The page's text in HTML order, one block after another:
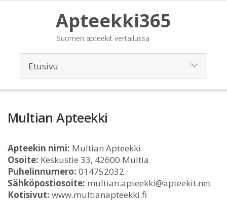
Apteekki365
Suomen apteekit vertailussa
Multian Apteekki
Apteekin nimi: Multian Apteekki
Osoite: Keskustie 33, 42600 Multia
Puhelinnumero: 014752032
Sähköpostiosoite: multian.apteekki@apteekit.net
Kotisivut: www.multianapteekki.fi